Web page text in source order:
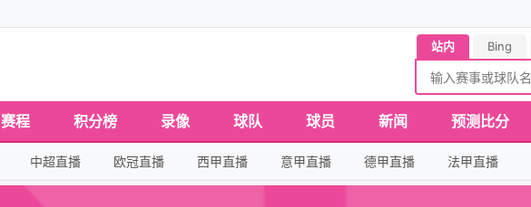
站内 Bing
赛程 积分榜 录像 球队 球员 新闻 预测比分
中超直播 欧冠直播 西甲直播 意甲直播 德甲直播 法甲直播